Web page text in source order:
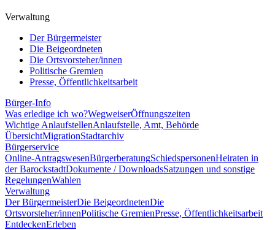
Verwaltung
Der Bürgermeister
Die Beigeordneten
Die Ortsvorsteher/innen
Politische Gremien
Presse, Öffentlichkeitsarbeit
Bürger-Info
Was erledige ich wo?WegweiserÖffnungszeiten
Wichtige AnlaufstellenAnlaufstelle, Amt, Behörde
ÜbersichtMigrationStadtarchiv
Bürgerservice
Online-AntragswesenBürgerberatungSchiedspersonenHeiraten in
der BarockstadtDokumente / DownloadsSatzungen und sonstige
RegelungenWahlen
Verwaltung
Der BürgermeisterDie BeigeordnetenDie
Ortsvorsteher/innenPolitische GremienPresse, Öffentlichkeitsarbeit
EntdeckenErleben